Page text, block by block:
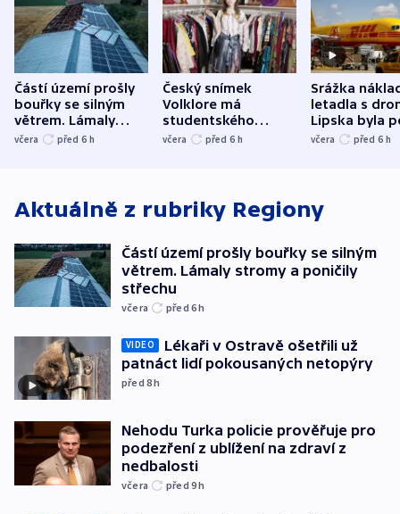
Částí území prošly
bouřky se silným
větrem. Lámaly
stromy a poničily
včera před 6 h
Český snímek
Volklore má
studentského
Oscara, zabojuje o
včera před 6 h
Srážka
letadla s
Lipska byla
německého
včera před 6 h
Aktuálně z rubriky Regiony
Částí území prošly bouřky se silným
větrem. Lámaly stromy a poničily
střechu
včera před 6h
VIDEO
Lékaři v Ostravě ošetřili už
patnáct lidí pokousaných netopýry
před 8h
Nehodu Turka policie prověřuje pro
podezření z ublížení na zdraví z
nedbalosti
včera před 9h